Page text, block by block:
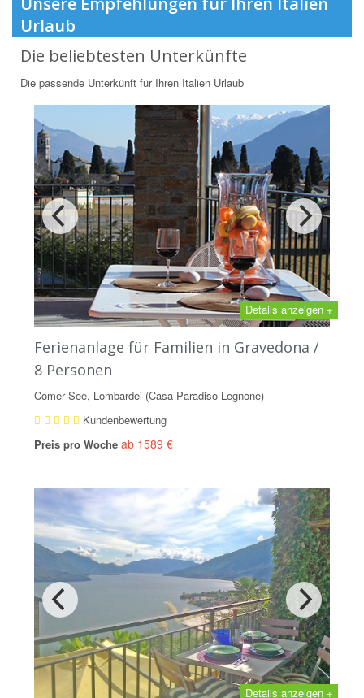
Urlaub
Die beliebtesten Unterkünfte
Die passende Unterkünft für Ihren Italien Urlaub
Details anzeigen +
Ferienanlage für Familien in Gravedona /
8 Personen
Comer See, Lombardei (Casa Paradiso Legnone)
Kundenbewertung
Preis pro Woche ab 1589 €
Details anzeigen +